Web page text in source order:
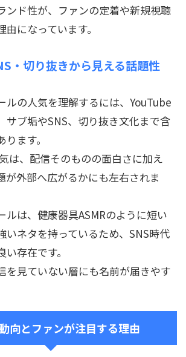
ンド性が、ファンの定着や新規視聴
になっています。
・切り抜きから見える話題性
ルの人気を理解するには、YouTube
サブ垢やSNS、切り抜き文化まで含
ます。
は、配信そのものの面白さに加え
が外部へ広がるかにも左右されま
ルは、健康器具ASMRのように短い
いネタを持っているため、SNS時代
存在です。
を見ていない層にも名前が届きやす
向とファンが注目する理由